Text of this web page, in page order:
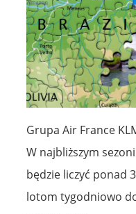
Grupa Air France
W najbliższym
będzie liczyć ponad
lotom tygodniowo